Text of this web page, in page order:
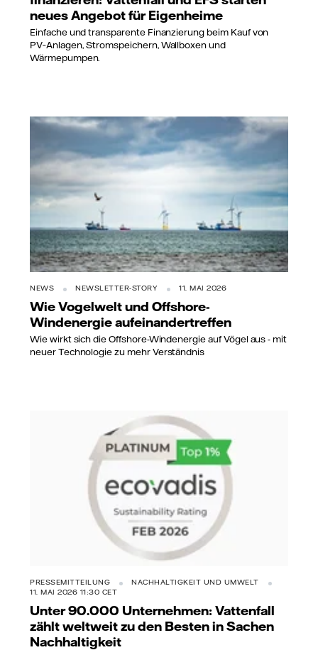
neues Angebot für Eigenheime
Einfache und transparente Finanzierung beim Kauf von
PV‑Anlagen, Stromspeichern, Wallboxen und
Wärmepumpen.
NEWS NEWSLETTER-STORY 11. MAI 2026
Wie Vogelwelt und Offshore-
Windenergie aufeinandertreffen
Wie wirkt sich die Offshore-Windenergie auf Vögel aus - mit
neuer Technologie zu mehr Verständnis
PRESSEMITTEILUNG
NACHHALTIGKEIT UND UMWELT
11. MAI 2026 11:30 CET
Unter 90.000 Unternehmen: Vattenfall
zählt weltweit zu den Besten in Sachen
Nachhaltigkeit